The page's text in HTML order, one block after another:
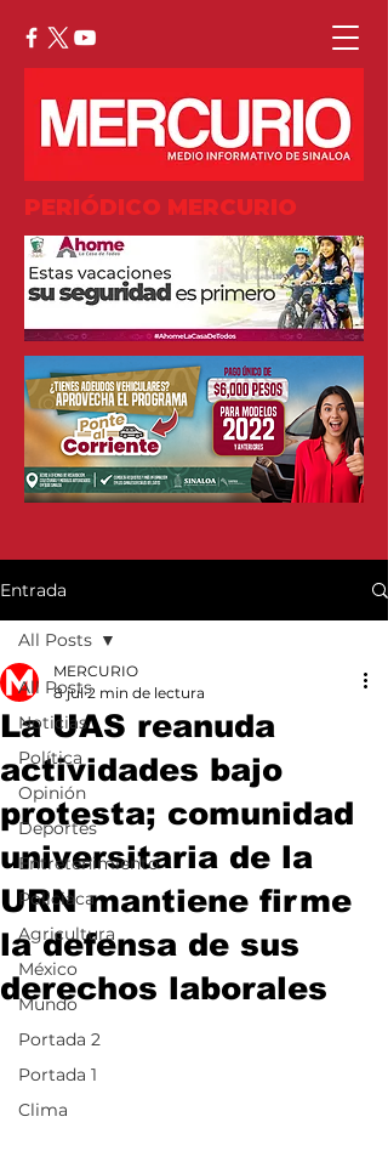
PERIÓDICO MERCURIO
Entrada
All Posts
Noticias
Política
Opinión
Deportes
Entretenimiento
Policiaca
Agricultura
México
Mundo
Portada 2
Portada 1
Clima
All Posts
La UAS reanuda
actividades bajo
protesta; comunidad
universitaria de la
URN mantiene firme
la defensa de sus
derechos laborales
MERCURIO
8 jul 2 min de lectura